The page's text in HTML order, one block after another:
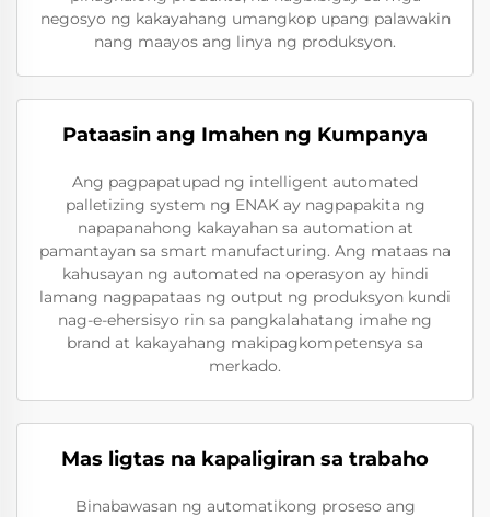
negosyo ng kakayahang umangkop upang palawakin
nang maayos ang linya ng produksyon.
Pataasin ang Imahen ng Kumpanya
Ang pagpapatupad ng intelligent automated
palletizing system ng ENAK ay nagpapakita ng
napapanahong kakayahan sa automation at
pamantayan sa smart manufacturing. Ang mataas na
kahusayan ng automated na operasyon ay hindi
lamang nagpapataas ng output ng produksyon kundi
nag-e-ehersisyo rin sa pangkalahatang imahe ng
brand at kakayahang makipagkompetensya sa
merkado.
Mas ligtas na kapaligiran sa trabaho
Binabawasan ng automatikong proseso ang